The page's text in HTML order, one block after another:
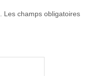
Les champs obligatoires